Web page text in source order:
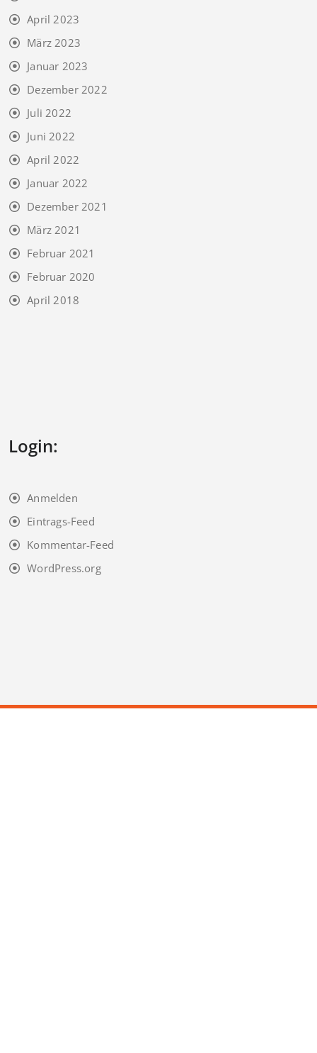
April 2023
März 2023
Januar 2023
Dezember 2022
Juli 2022
Juni 2022
April 2022
Januar 2022
Dezember 2021
März 2021
Februar 2021
Februar 2020
April 2018
Login:
Anmelden
Eintrags-Feed
Kommentar-Feed
WordPress.org